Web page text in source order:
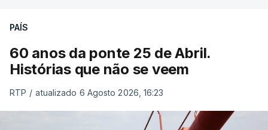
PAÍS
60 anos da ponte 25 de Abril.
Histórias que não se veem
RTP / atualizado 6 Agosto 2026, 16:23